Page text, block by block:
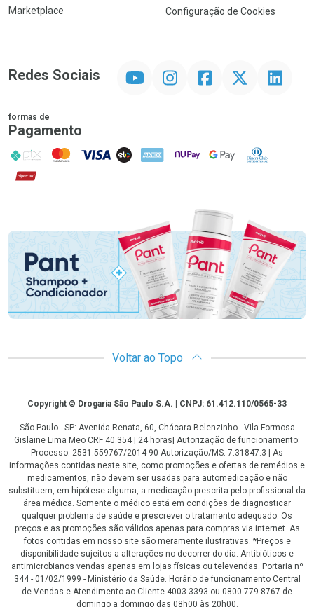
Marketplace
Configuração de Cookies
Redes Sociais InstagramFacebookTwitter Linkedin
formas de
Pagamento
PIX MasterCard
VISA ELO AMEX NuPay Google PayDiners Club
Hipercard
Voltar ao Topo
CopyrightCopyright © Drogaria São Paulo S.A. | CNPJ: 61.412.110/0565-33
São Paulo - SP: Avenida Renata, 60, Chácara Belenzinho - Vila Formosa
Gislaine Lima Meo CRF 40.354 | 24 horas| Autorização de funcionamento:
Processo: 2531.559767/2014-90 Autorização/MS: 7.31847.3 | As
informações contidas neste site, como promoções e ofertas de remédios e
medicamentos, não devem ser usadas para automedicação e não
substituem, em hipótese alguma, a medicação prescrita pelo profissional da
área médica. Somente o médico está em condições de diagnosticar
qualquer problema de saúde e prescrever o tratamento adequado. Os
preços e as promoções são válidos apenas para compras via internet. As
fotos contidas em nosso site são meramente ilustrativas. *Preços e
disponibilidade sujeitos a alterações no decorrer do dia. Antibióticos e
antimicrobianos vendas apenas em lojas físicas ou televendas. Portaria nº
344 - 01/02/1999 - Ministério da Saúde. Horário de funcionamento Central
de Vendas e Atendimento ao Cliente 4003 3393 ou 0800 779 8767 de
domingo a domingo das 08h00 às 20h00.